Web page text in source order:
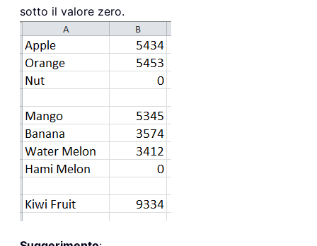
sotto il valore zero.